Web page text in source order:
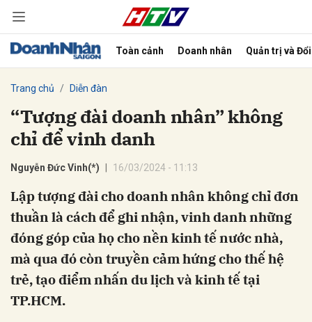
Toàn cảnh Doanh nhân Quản trị và
Trang chủ Diễn đàn
“Tượng đài doanh nhân” không
chỉ để vinh danh
Nguyễn Đức Vinh(*) 16/03/2024 - 11:13
Lập tượng đài cho doanh nhân không chỉ đơn
thuần là cách để ghi nhận, vinh danh những
đóng góp của họ cho nền kinh tế nước nhà,
mà qua đó còn truyền cảm hứng cho thế hệ
trẻ, tạo điểm nhấn du lịch và kinh tế tại
TP.HCM.
Hủy